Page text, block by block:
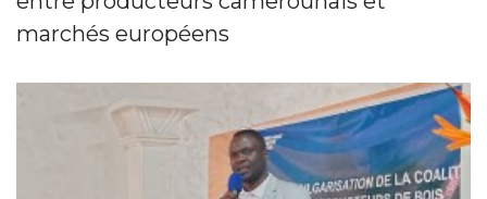
marchés européens